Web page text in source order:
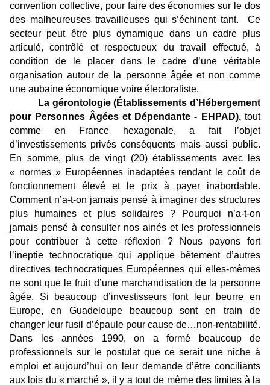
convention collective, pour faire des économies sur le dos
des malheureuses travailleuses qui s’échinent tant. Ce
secteur peut être plus dynamique dans un cadre plus
articulé, contrôlé et respectueux du travail effectué, à
condition de le placer dans le cadre d’une véritable
organisation autour de la personne âgée et non comme
une aubaine économique voire électoraliste.
La gérontologie (Établissements d’Hébergement
pour Personnes Âgées et Dépendante - EHPAD),tout
comme en France hexagonale, a fait l’objet
d’investissements privés conséquents mais aussi public.
En somme, plus de vingt (20) établissements avec les
« normes » Européennes inadaptées rendant le coût de
fonctionnement élevé et le prix à payer inabordable.
Comment n’a-t-on jamais pensé à imaginer des structures
plus humaines et plus solidaires ? Pourquoi n’a-t-on
jamais pensé à consulter nos ainés et les professionnels
pour contribuer à cette réflexion ? Nous payons fort
l’ineptie technocratique qui applique bêtement d’autres
directives technocratiques Européennes qui elles-mêmes
ne sont que le fruit d’une marchandisation de la personne
âgée. Si beaucoup d’investisseurs font leur beurre en
Europe, en Guadeloupe beaucoup sont en train de
changer leur fusil d’épaule pour cause de…non-rentabilité.
Dans les années 1990, on a formé beaucoup de
professionnels sur le postulat que ce serait une niche à
emploi et aujourd’hui on leur demande d’être conciliants
aux lois du « marché », il y a tout de même des limites à la